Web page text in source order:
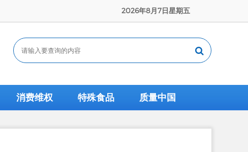
2026年8月7日星期五
消费维权 特殊食品 质量中国